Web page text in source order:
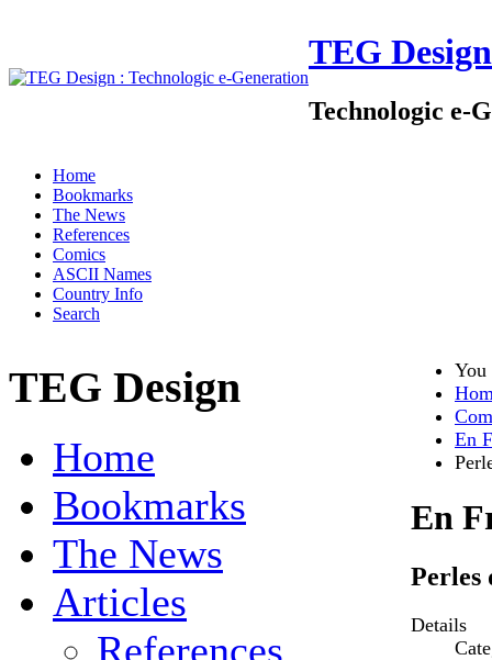
TEG Design
Technologic e-
Home
Bookmarks
The News
References
Comics
ASCII Names
Country Info
Search
TEG Design
Home
Bookmarks
The News
Articles
References
En
En
Perles
Details